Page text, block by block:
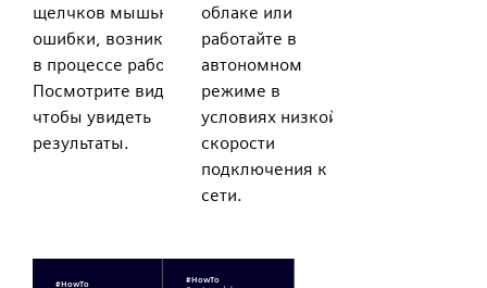
щелчков мышью и
ошибки, возникшие
в процессе работы.
Посмотрите видео,
чтобы увидеть
результаты.
облаке или
работайте в
автономном
режиме в
условиях низкой
скорости
подключения к
сети.